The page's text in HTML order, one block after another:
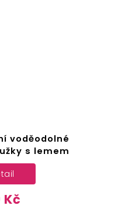
voděodolné
s lemem
Kč